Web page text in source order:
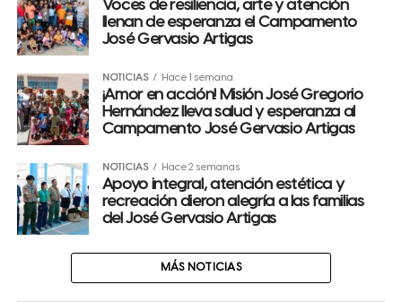
Voces de resiliencia, arte y atención
llenan de esperanza el Campamento
José Gervasio Artigas
NOTICIAS Hace 1 semana
¡Amor en acción! Misión José Gregorio
Hernández lleva salud y esperanza al
Campamento José Gervasio Artigas
NOTICIAS Hace 2 semanas
Apoyo integral, atención estética y
recreación dieron alegría a las familias
del José Gervasio Artigas
MÁS NOTICIAS